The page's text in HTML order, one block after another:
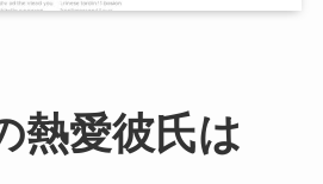
熱愛彼氏は